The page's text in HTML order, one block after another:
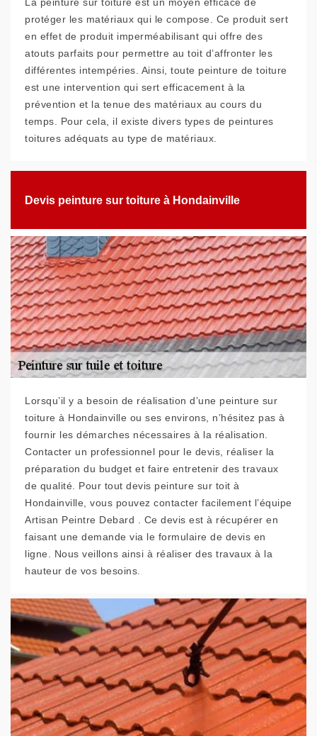
protéger les matériaux qui le compose. Ce produit sert
en effet de produit imperméabilisant qui offre des
atouts parfaits pour permettre au toit d’affronter les
différentes intempéries. Ainsi, toute peinture de toiture
est une intervention qui sert efficacement à la
prévention et la tenue des matériaux au cours du
temps. Pour cela, il existe divers types de peintures
toitures adéquats au type de matériaux.
Devis peinture sur toiture à Hondainville
Lorsqu’il y a besoin de réalisation d’une peinture sur
toiture à Hondainville ou ses environs, n’hésitez pas à
fournir les démarches nécessaires à la réalisation.
Contacter un professionnel pour le devis, réaliser la
préparation du budget et faire entretenir des travaux
de qualité. Pour tout devis peinture sur toit à
Hondainville, vous pouvez contacter facilement l’équipe
Artisan Peintre Debard . Ce devis est à récupérer en
faisant une demande via le formulaire de devis en
ligne. Nous veillons ainsi à réaliser des travaux à la
hauteur de vos besoins.